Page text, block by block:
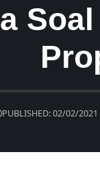
PUBLISHED: 02/02/2021